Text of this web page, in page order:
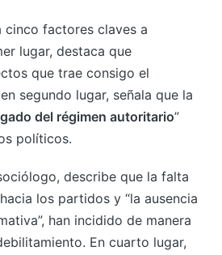
cinco factores claves a
lugar, destaca que
que trae consigo el
en segundo lugar, señala que la
del régimen autoritario”
políticos.
describe que la falta
hacia los partidos y “la ausencia
han incidido de manera
En cuarto lugar,